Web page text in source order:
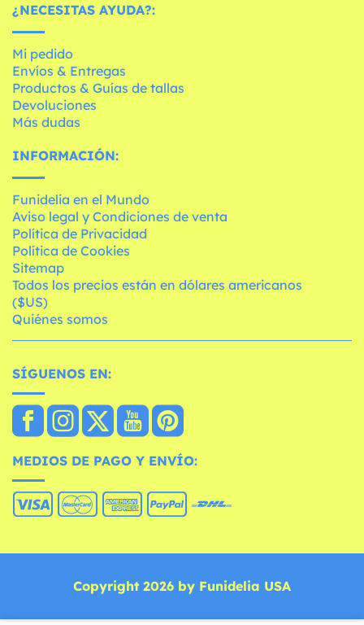
¿NECESITAS AYUDA?:
Mi pedido
Envíos & Entregas
Productos & Guías de tallas
Devoluciones
Más dudas
INFORMACIÓN:
Funidelia en el Mundo
Aviso legal y Condiciones de venta
Política de Privacidad
Política de Cookies
Sitemap
Todos los precios están en dólares americanos
($US)
Quiénes somos
SÍGUENOS EN:
MEDIOS DE PAGO Y ENVÍO:
Copyright 2026 by Funidelia USA